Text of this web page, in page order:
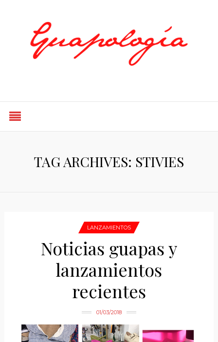
TAG ARCHIVES: STIVIES
LANZAMIENTOS
Noticias guapas y
lanzamientos
recientes
01/03/2018